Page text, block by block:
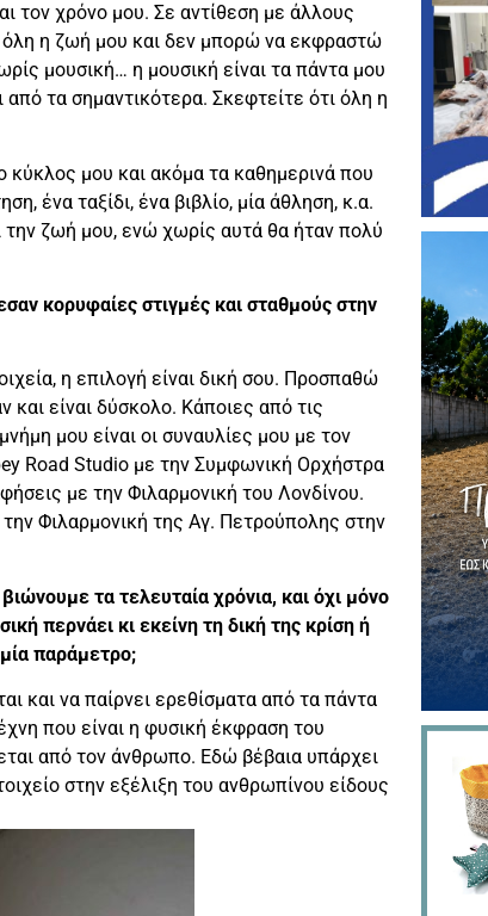
τον χρόνο μου. Σε αντίθεση με άλλους
όλη η ζωή μου και δεν μπορώ να εκφραστώ
μουσική… η μουσική είναι τα πάντα μου
τα σημαντικότερα. Σκεφτείτε ότι όλη η
κύκλος μου και ακόμα τα καθημερινά που
ένα ταξίδι, ένα βιβλίο, μία άθληση, κ.α.
ζωή μου, ενώ χωρίς αυτά θα ήταν πολύ
κορυφαίες στιγμές και σταθμούς στην
η επιλογή είναι δική σου. Προσπαθώ
είναι δύσκολο. Κάποιες από τις
μου είναι οι συναυλίες μου με τον
Road Studio με την Συμφωνική Ορχήστρα
με την Φιλαρμονική του Λονδίνου.
Φιλαρμονική της Αγ. Πετρούπολης στην
τα τελευταία χρόνια, και όχι μόνο
περνάει κι εκείνη τη δική της κρίση ή
παράμετρο;
και να παίρνει ερεθίσματα από τα πάντα
που είναι η φυσική έκφραση του
από τον άνθρωπο. Εδώ βέβαια υπάρχει
στην εξέλιξη του ανθρωπίνου είδους